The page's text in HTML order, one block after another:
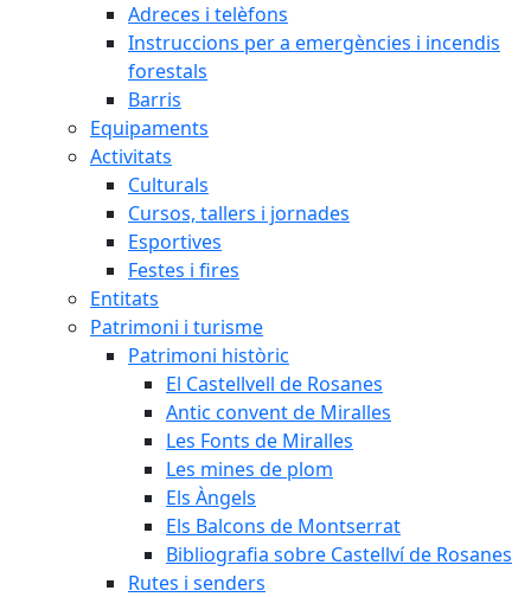
Adreces i telèfons
Instruccions per a emergències i incendis
forestals
Barris
Equipaments
Activitats
Culturals
Cursos, tallers i jornades
Esportives
Festes i fires
Entitats
Patrimoni i turisme
Patrimoni històric
El Castellvell de Rosanes
Antic convent de Miralles
Les Fonts de Miralles
Les mines de plom
Els Àngels
Els Balcons de Montserrat
Bibliografia sobre Castellví de Rosanes
Rutes i senders